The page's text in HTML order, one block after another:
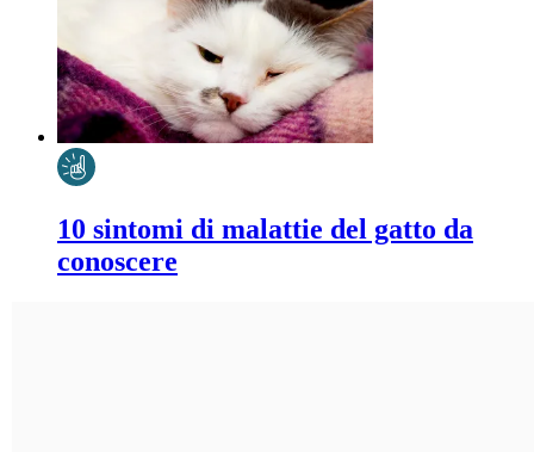
10 sintomi di malattie del gatto da
conoscere